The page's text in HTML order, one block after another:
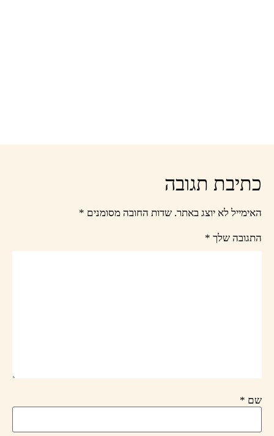
כתיבת תגובה
האימייל לא יוצג באתר. שדות החובה מסומנים *
התגובה שלך*
שם *